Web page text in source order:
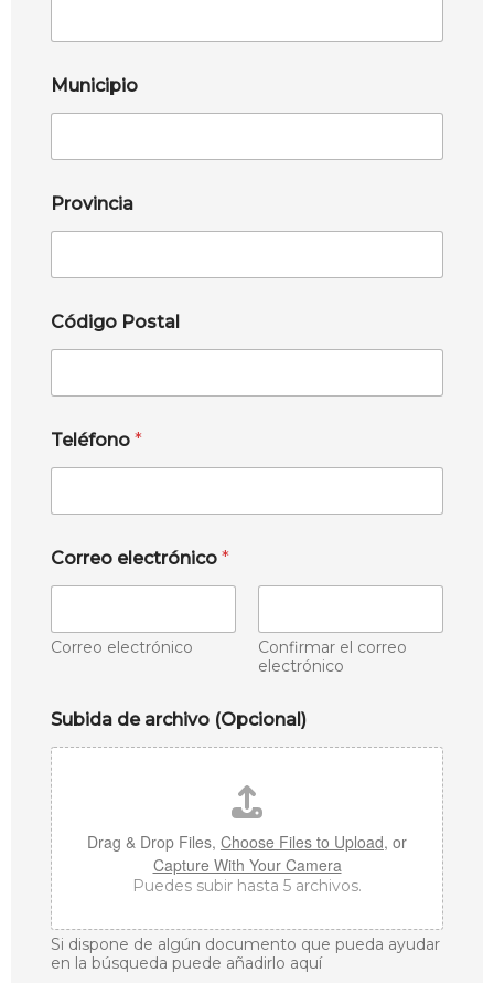
Municipio
Provincia
Código Postal
Teléfono *
Correo electrónico *
Correo electrónico
Confirmar el correo
electrónico
Subida de archivo (Opcional)
Drag & Drop Files, Choose Files to Upload, or
Capture With Your Camera
Puedes subir hasta 5 archivos.
Si dispone de algún documento que pueda ayudar
en la búsqueda puede añadirlo aquí